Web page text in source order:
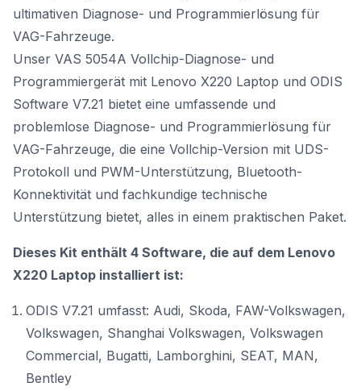
ultimativen Diagnose- und Programmierlösung für
VAG-Fahrzeuge.
Unser VAS 5054A Vollchip-Diagnose- und
Programmiergerät mit Lenovo X220 Laptop und ODIS
Software V7.21 bietet eine umfassende und
problemlose Diagnose- und Programmierlösung für
VAG-Fahrzeuge, die eine Vollchip-Version mit UDS-
Protokoll und PWM-Unterstützung, Bluetooth-
Konnektivität und fachkundige technische
Unterstützung bietet, alles in einem praktischen Paket.
Dieses Kit enthält 4 Software, die auf dem Lenovo
X220 Laptop installiert ist:
ODIS V7.21 umfasst: Audi, Skoda, FAW-Volkswagen,
Volkswagen, Shanghai Volkswagen, Volkswagen
Commercial, Bugatti, Lamborghini, SEAT, MAN,
Bentley